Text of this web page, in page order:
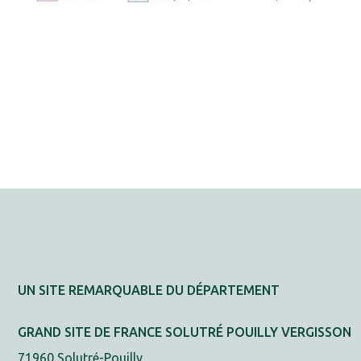
UN SITE REMARQUABLE DU DÉPARTEMENT
GRAND SITE DE FRANCE SOLUTRÉ POUILLY VERGISSON
71960 Solutré-Pouilly